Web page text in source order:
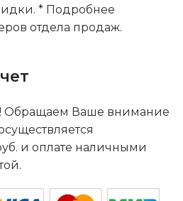
* Подробнее
отдела продаж.
Обращаем Ваше внимание
и оплате наличными